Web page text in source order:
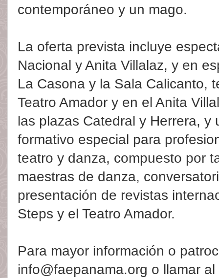
contemporáneo y un mago.
La oferta prevista incluye
Nacional y Anita Villalaz, y en
La Casona y la Sala Calicanto,
Teatro Amador y en el Anita
las plazas Catedral y Herrera,
formativo especial para
teatro y danza, compuesto por
maestras de danza,
presentación de revistas
Steps y el Teatro Amador.
Para mayor información o
info@faepanama.org o llamar